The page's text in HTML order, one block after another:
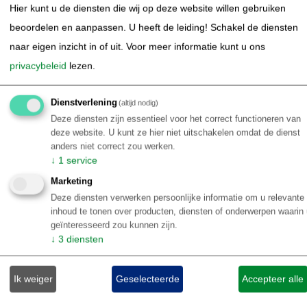
regenwoud met een grote variëteit aan afgelegen stranden
en krachtige golven.
De Ultieme Bucketlist-ervaring: Surfen op de Pororoca
in de Amazone
Stel je voor: je surft niet op de oceaan, maar honderden
kilometers landinwaarts op een rivier in het
Amazonegebied. DePororocais een zeldzaam
natuurfenomeen, een zogenaamde 'tidal bore', waarbij de
getijden van de Atlantische Oceaan de Amazone-rivier
instromen en één doorlopende golf creëren die kilometers
lang kan zijn.
geeft, dwars door de jungle. Records staan op ritten van
meer dan 30 minuten op dezelfde golf.
Surf hotspot
Kom oesters eten in Floripa
Beste reistijd van oktober tm april
vanaf
p.p.
Details
TELEFOON E-MAIL
Stuur ons een e-mail
Hier kunt u de diensten die wij op deze website willen gebruiken
beoordelen en aanpassen. U heeft de leiding! Schakel de diensten
naar eigen inzicht in of uit. Voor meer informatie kunt u ons
privacybeleid lezen.
Dienstverlening(altijd nodig)
Deze diensten zijn essentieel voor het correct functioneren van
deze website. U kunt ze hier niet uitschakelen omdat de dienst
anders niet correct zou werken.
↓ 1 service
Marketing
Deze diensten verwerken persoonlijke informatie om u relevante
inhoud te tonen over producten, diensten of onderwerpen waarin
geïnteresseerd zou kunnen zijn.
↓ 3 diensten
Ik weiger Geselecteerde Accepteer alle